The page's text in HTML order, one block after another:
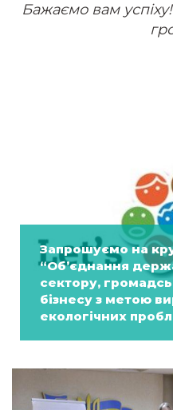
Бажаємо вам
Запрошуємо на
“Об’єднання
сектору,
бізнесу з метою
екологічних